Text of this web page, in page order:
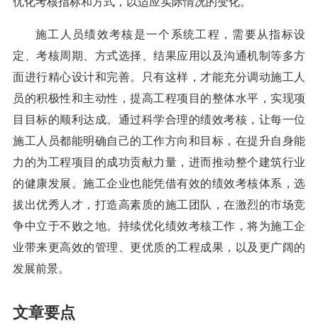
为了使绩效考核更加科学合理，还需建立有效的沟通
机制。在考核过程中，及时与施工人员沟通反馈，让他们
清楚了解自己的优点和不足。对于提出的疑问和建议，认
真对待并合理采纳。定期对绩效考核体系进行评估和调
整，根据工程项目的特点、施工人员的反馈等因素，不断
优化考核指标和方式，以适应实际情况的变化。
施工人员绩效考核是一个系统工程，需要从指标设
定、考核周期、方式选择、结果应用以及沟通机制等多方
面进行精心设计和完善。只有这样，才能充分调动施工人
员的积极性和主动性，提高工程项目的整体水平，实现项
目目标的顺利达成。通过科学合理的绩效考核，让每一位
施工人员都能明确自己的工作方向和目标，在提升自身能
力的为工程项目的成功贡献力量，进而推动整个建筑行业
拔出优秀人才，打造高素质的施工团队，在激烈的市场竞